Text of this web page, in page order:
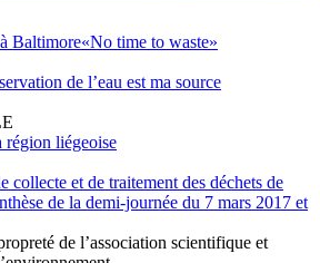
Baltimore«No time to waste»
de l’eau est ma source
région liégeoise
collecte et de traitement des déchets de
de la demi-journée du 7 mars 2017 et
de l’association scientifique et